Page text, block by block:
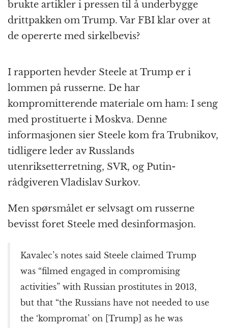
brukte artikler i pressen til å underbygge
drittpakken om Trump. Var FBI klar over at
de opererte med sirkelbevis?
I rapporten hevder Steele at Trump er i
lommen på russerne. De har
kompromitterende materiale om ham: I seng
med prostituerte i Moskva. Denne
informasjonen sier Steele kom fra Trubnikov,
tidligere leder av Russlands
utenriksetterretning, SVR, og Putin-
rådgiveren Vladislav Surkov.
Men spørsmålet er selvsagt om russerne
bevisst foret Steele med desinformasjon.
Kavalec’s notes said Steele claimed Trump
was “filmed engaged in compromising
activities” with Russian prostitutes in 2013,
but that “the Russians have not needed to use
the ‘kompromat’ on [Trump] as he was